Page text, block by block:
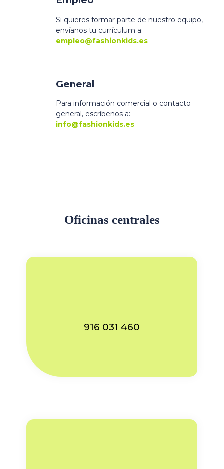
Si quieres formar parte de nuestro equipo,
envíanos tu currículum a:
empleo@fashionkids.es
General
Para información comercial o contacto
general, escríbenos a:
info@fashionkids.es
Oficinas centrales
916 031 460